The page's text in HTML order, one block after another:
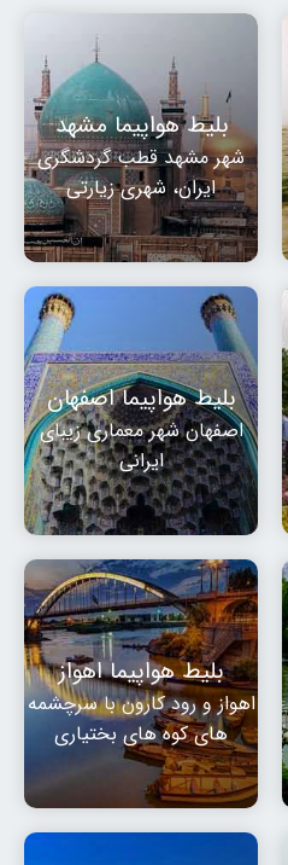
بلیط هواپیما مشهد
شهر مشهد قطب گردشگری
ایران، شهری زیارتی
بلیط هواپیما اصفهان
اصفهان شهر معماری زیبای
ایرانی
بلیط هواپیما اهواز
اهواز و رود کارون با سرچشمه
های کوه های بختیاری